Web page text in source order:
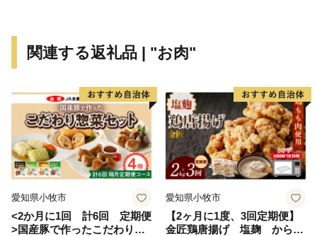
技術、農業と工業が共存するまちであり、「こめ」「ま
の‟め”」をキャッチフレーズにブランド化を進めていま
す。
関連する返礼品 | "お肉"
愛知県小牧市
<2か月に1回 計6回 定期便
>国産豚で作ったこだわり惣
愛知県小牧市
【2ヶ月に1度、3回定期便】
金匠鶏唐揚げ 塩麹 からあ